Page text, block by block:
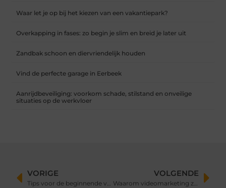
Waar let je op bij het kiezen van een vakantiepark?
Overkapping in fases: zo begin je slim en breid je later uit
Zandbak schoon en diervriendelijk houden
Vind de perfecte garage in Eerbeek
Aanrijdbeveiliging: voorkom schade, stilstand en onveilige
situaties op de werkvloer
VORIGE
Tips voor de beginnende vegan
VOLGENDE
Waarom videomarketing zo effectief is